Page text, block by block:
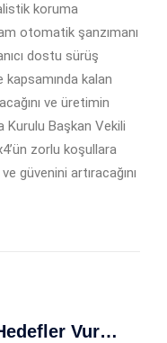
koruma
otomatik şanzımanı
dostu sürüş
kalan
ve üretimin
Kurulu Başkan Vekili
zorlu koşullara
güvenini artıracağını
ABD İran'a Karşı Yeni Hedefler Vurdu: İHA Ve Kontrol Merkezleri